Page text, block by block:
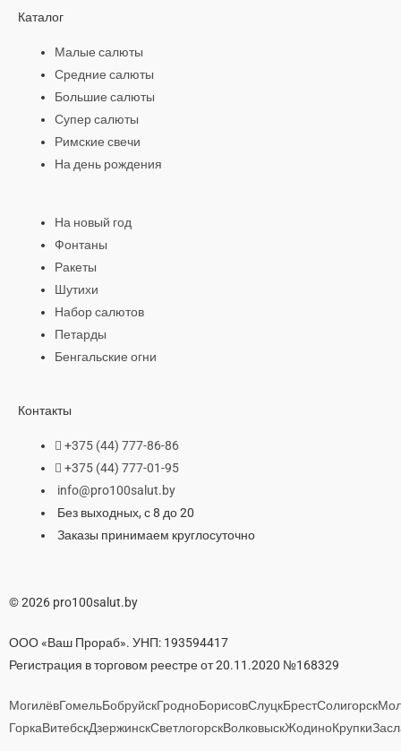
Каталог
Малые салюты
Средние салюты
Большие салюты
Супер салюты
Римские свечи
На день рождения
На новый год
Фонтаны
Ракеты
Шутихи
Набор салютов
Петарды
Бенгальские огни
Контакты
+375 (44) 777-86-86
+375 (44) 777-01-95
info@pro100salut.by
Без выходных, с 8 до 20
Заказы принимаем круглосуточно
© 2026 pro100salut.by
ООО «Ваш Прораб». УНП: 193594417
Регистрация в торговом реестре от 20.11.2020 №168329
МогилёвГомельБобруйскГродноБорисовСлуцкБрестСолигорск
ГоркаВитебскДзержинскСветлогорскВолковыскЖодиноКрупки